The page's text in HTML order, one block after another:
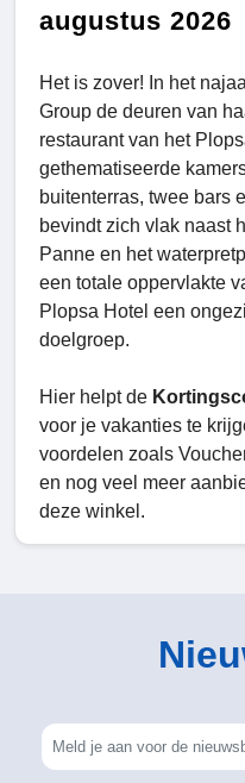
augustus 2026
Het is zover! In het
Group de deuren van
restaurant van het
gethematiseerde
buitenterras, twee bars
bevindt zich vlak naast
Panne en het
een totale oppervlakte
Plopsa Hotel een
doelgroep.
Hier helpt de
voor je vakanties te
voordelen zoals
en nog veel meer
deze winkel.